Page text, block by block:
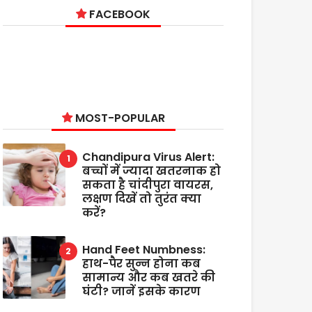
FACEBOOK
MOST-POPULAR
Chandipura Virus Alert:
बच्चों में ज्यादा खतरनाक हो
सकता है चांदीपुरा वायरस,
लक्षण दिखें तो तुरंत क्या
करें?
Hand Feet Numbness:
हाथ-पैर सुन्न होना कब
सामान्य और कब खतरे की
घंटी? जानें इसके कारण